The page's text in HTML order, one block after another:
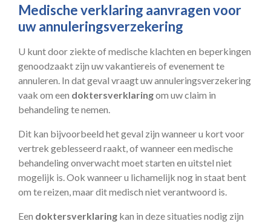
Medische verklaring aanvragen voor
uw annuleringsverzekering
U kunt door ziekte of medische klachten en beperkingen
genoodzaakt zijn uw vakantiereis of evenement te
annuleren. In dat geval vraagt uw annuleringsverzekering
vaak om een doktersverklaringom uw claim in
behandeling te nemen.
Dit kan bijvoorbeeld het geval zijn wanneer u kort voor
vertrek geblesseerd raakt, of wanneer een medische
behandeling onverwacht moet starten en uitstel niet
mogelijk is. Ook wanneer u lichamelijk nog in staat bent
om te reizen, maar dit medisch niet verantwoord is.
Een doktersverklaring kan in deze situaties nodig zijn